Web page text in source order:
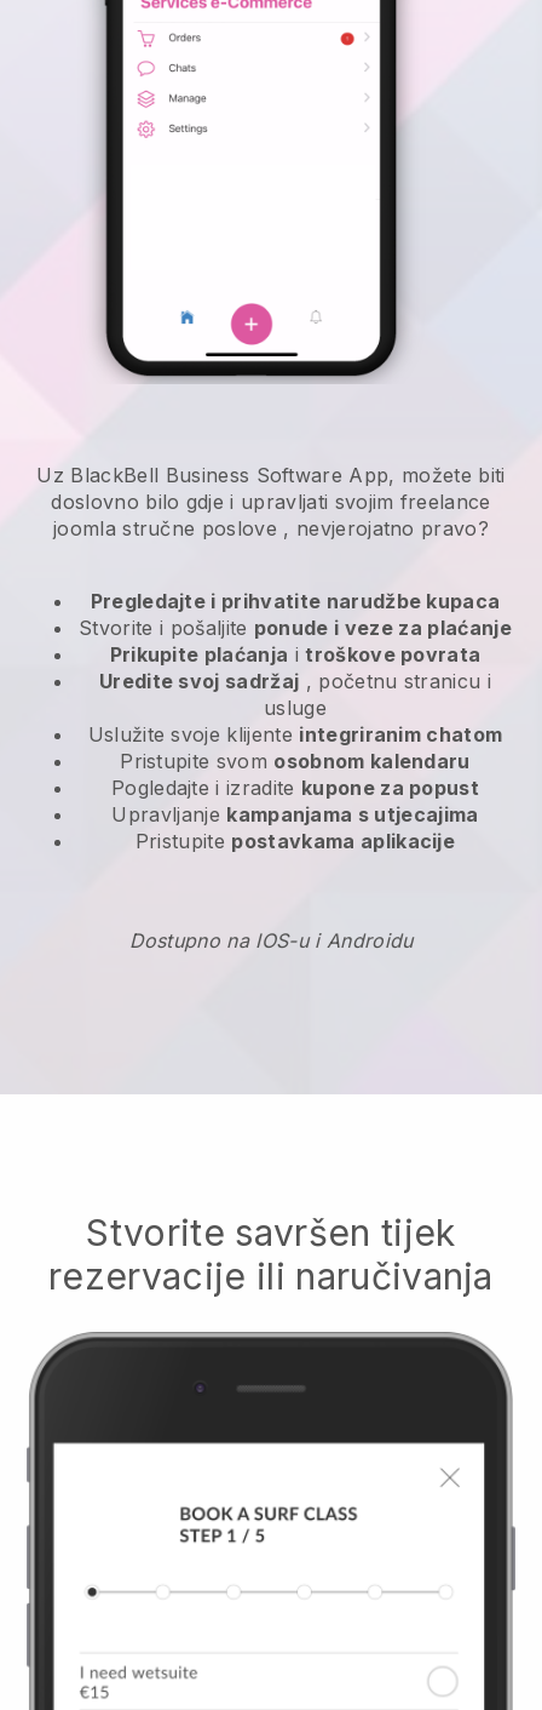
Uz BlackBell Business Software App, možete biti
doslovno bilo gdje i upravljati svojim freelance
joomla stručne poslove , nevjerojatno pravo?
Pregledajte i prihvatite narudžbe kupaca
Stvorite i pošaljite ponude i veze za plaćanje
Prikupite plaćanja itroškove povrata
Uredite svoj sadržaj , početnu stranicu i
usluge
Uslužite svoje klijente integriranim chatom
Pristupite svom osobnom kalendaru
Pogledajte i izradite kupone za popust
Upravljanje kampanjama s utjecajima
Pristupite postavkama aplikacije
Dostupno na IOS-u i Androidu
Stvorite savršen tijek
rezervacije ili naručivanja